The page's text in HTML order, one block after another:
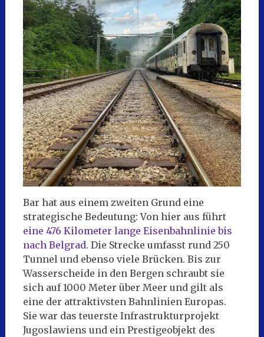
Bar hat aus einem zweiten Grund eine
strategische Bedeutung: Von hier aus führt
eine 476 Kilometer lange Eisenbahnlinie bis
nach Belgrad. Die Strecke umfasst rund 250
Tunnel und ebenso viele Brücken. Bis zur
Wasserscheide in den Bergen schraubt sie
sich auf 1000 Meter über Meer und gilt als
eine der attraktivsten Bahnlinien Europas.
Sie war das teuerste Infrastrukturprojekt
Jugoslawiens und ein Prestigeobjekt des